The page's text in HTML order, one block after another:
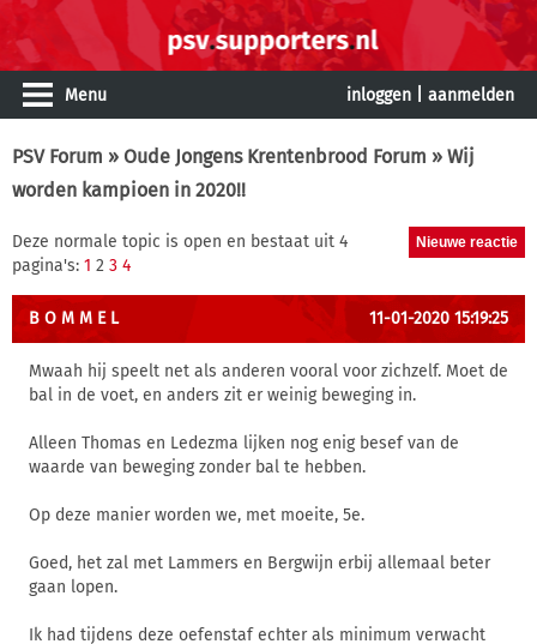
Menu inloggen aanmelden
PSV Forum » Oude Jongens Krentenbrood Forum » Wij
worden kampioen in 2020!!
Deze normale topic is open en bestaat uit 4
pagina's: 1 2 3 4
B O M M E L 11-01-2020 15:19:25
Mwaah hij speelt net als anderen vooral voor zichzelf. Moet de
bal in de voet, en anders zit er weinig beweging in.
Alleen Thomas en Ledezma lijken nog enig besef van de
waarde van beweging zonder bal te hebben.
Op deze manier worden we, met moeite, 5e.
Goed, het zal met Lammers en Bergwijn erbij allemaal beter
gaan lopen.
Ik had tijdens deze oefenstaf echter als minimum verwacht